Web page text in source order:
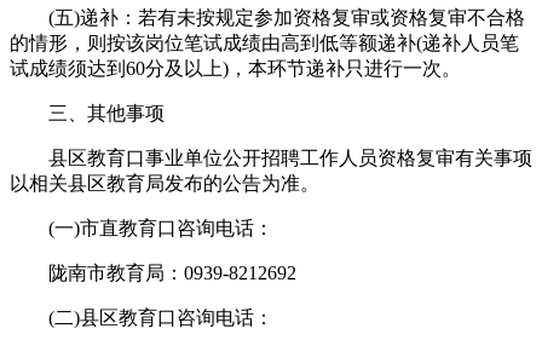
(五)递补：若有未按规定参加资格复审或资格复审不合格
的情形，则按该岗位笔试成绩由高到低等额递补(递补人员笔
试成绩须达到60分及以上)，本环节递补只进行一次。
三、其他事项
县区教育口事业单位公开招聘工作人员资格复审有关事项
以相关县区教育局发布的公告为准。
(一)市直教育口咨询电话：
陇南市教育局：0939-8212692
(二)县区教育口咨询电话：